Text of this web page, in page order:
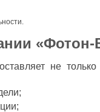
«Фотон-
не